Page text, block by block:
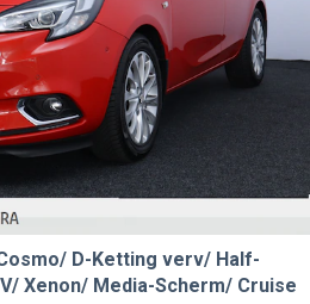
D-Ketting verv/ Half-
Xenon/ Media-Scherm/ Cruise